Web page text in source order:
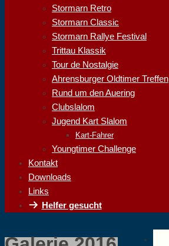
Stormarn Retro
Stormarn Classic
Stormarn Rallye Festival
Trittau Klassik
Tour de Nostalgie
Ahrensburger Oldtimer Treffen
Rund um den Auering
Clubslalom
Jugend Kart Slalom
Kart-Fahrer
Youngtimer Challenge
Kontakt
Downloads
Links
Helfer gesucht